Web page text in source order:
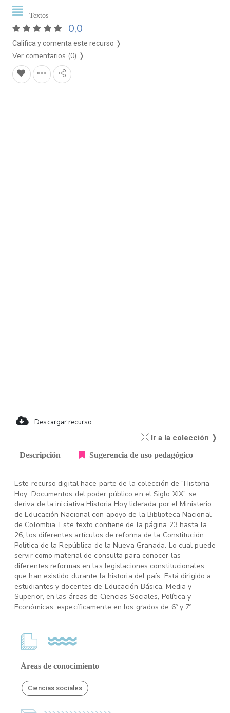
Textos
0,0
Califica y comenta este recurso ❭
Ver comentarios (0) ❭
Descargar recurso
Ir a la colección ❭
Descripción Sugerencia de uso pedagógico
Este recurso digital hace parte de la colección de “Historia
Hoy: Documentos del poder público en el Siglo XIX”, se
deriva de la iniciativa Historia Hoy liderada por el Ministerio
de Educación Nacional con apoyo de la Biblioteca Nacional
de Colombia. Este texto contiene de la página 23 hasta la
26, los diferentes artículos de reforma de la Constitución
Política de la República de la Nueva Granada. Lo cual puede
servir como material de consulta para conocer las
diferentes reformas en las legislaciones constitucionales
que han existido durante la historia del país. Está dirigido a
estudiantes y docentes de Educación Básica, Media y
Superior, en las áreas de Ciencias Sociales, Política y
Económicas, específicamente en los grados de 6º y 7º.
Áreas de conocimiento
Ciencias sociales